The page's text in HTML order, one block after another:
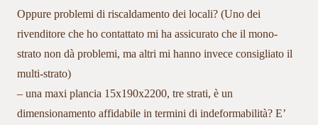
Oppure problemi di riscaldamento dei locali? (Uno dei
rivenditore che ho contattato mi ha assicurato che il mono-
strato non dà problemi, ma altri mi hanno invece consigliato il
multi-strato)
– una maxi plancia 15x190x2200, tre strati, è un
dimensionamento affidabile in termini di indeformabilità? E’